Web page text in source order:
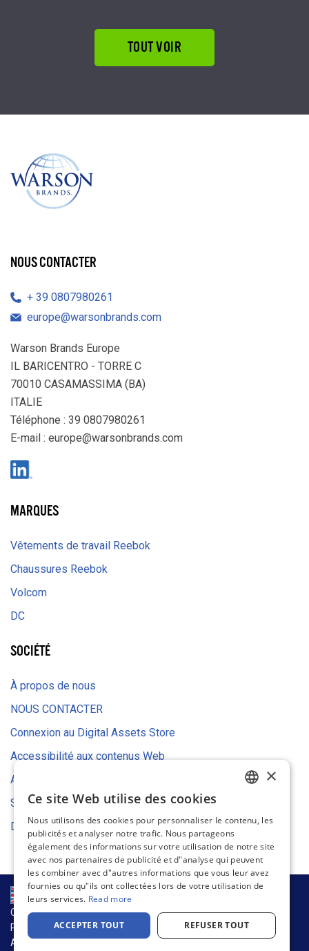
TOUT VOIR
NOUS CONTACTER
39 0807980261
europe@warsonbrands.com
Warson Brands Europe
IL BARICENTRO - TORRE C
70010 CASAMASSIMA (BA)
ITALIE
Téléphone : 39 0807980261
E-mail : europe@warsonbrands.com
MARQUES
Vêtements de travail Reebok
Chaussures Reebok
Volcom
DC
SOCIÉTÉ
À propos de nous
NOUS CONTACTER
Connexion au Digital Assets Store
Accessibilité aux contenus Web
Avis relatif aux cookies
Stratégie environnementale
Déclaration UE de conformité
CHAÎNE D’APPROVISIONNEMENT ET DURABILITÉ
POLITIQUE DE CONFIDENTIALITÉ
Avis relatif aux cookies
FRENCH
GERMAN
DUTCH
ITALIAN
×
Ce site Web utilise des cookies
Nous utilisons des cookies pour personnaliser le contenu, les
publicités et analyser notre trafic. Nous partageons
également des informations sur votre utilisation de notre site
avec nos partenaires de publicité et d"analyse qui peuvent
les combiner avec d"autres informations que vous leur avez
fournies ou qu"ils ont collectées lors de votre utilisation de
leurs services. Read more
ACCEPTER TOUT REFUSER TOUT